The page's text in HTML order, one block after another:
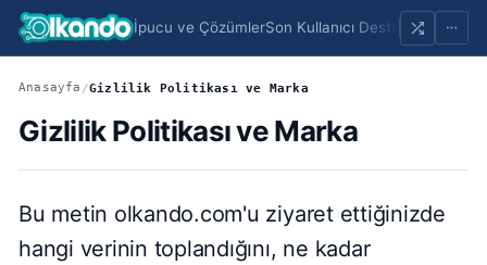
İpucu ve ÇözümlerSon Kullanıcı Destek Portfolio
Anasayfa /Gizlilik Politikası ve Marka
Gizlilik Politikası ve Marka
Bu metin olkando.com'u ziyaret ettiğinizde
hangi verinin toplandığını, ne kadar